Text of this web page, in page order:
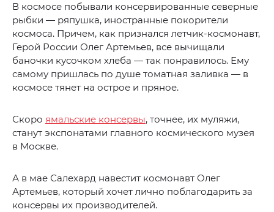
В космосе побывали консервированные северные
рыбки — ряпушка, иностранные покорители
космоса. Причем, как признался летчик-космонавт,
Герой России Олег Артемьев, все вычищали
баночки кусочком хлеба — так понравилось. Ему
самому пришлась по душе томатная заливка — в
космосе тянет на острое и пряное.
Скоро ямальские консервы, точнее, их муляжи,
станут экспонатами главного космического музея
в Москве.
А в мае Салехард навестит космонавт Олег
Артемьев, который хочет лично поблагодарить за
консервы их производителей.